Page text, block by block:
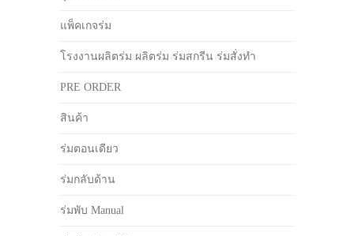
แพ็คเกจร่ม
โรงงานผลิตร่ม ผลิตร่ม ร่มสกรีน ร่มสั่งทำ
PRE ORDER
สินค้า
ร่มตอนเดียว
ร่มกลับด้าน
ร่มพับ Manual